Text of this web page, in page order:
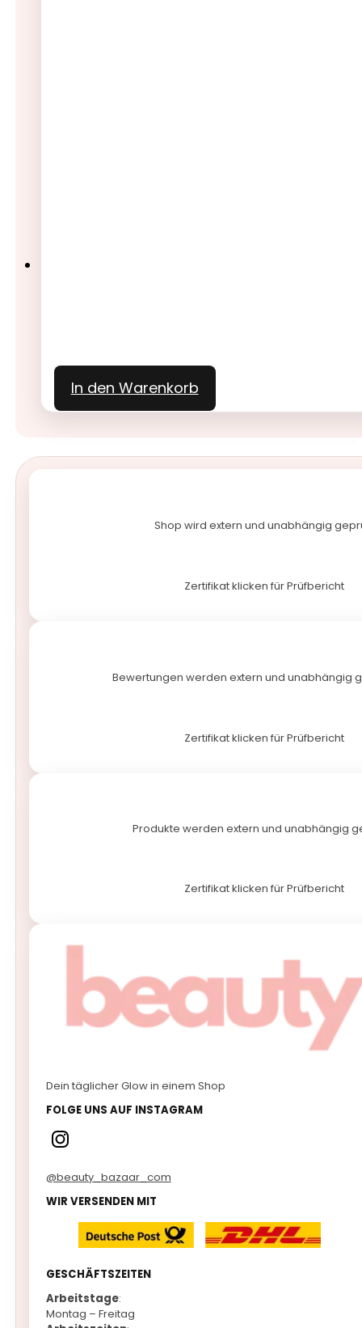
In den Warenkorb
Shop wird extern und unabhängig
Zertifikat klicken für Prüfbericht
Bewertungen werden extern und unabhängig
Zertifikat klicken für Prüfbericht
Produkte werden extern und unabhängig
Zertifikat klicken für Prüfbericht
Dein täglicher Glow in einem Shop
FOLGE UNS AUF INSTAGRAM
@beauty_bazaar_com
WIR VERSENDEN MIT
GESCHÄFTSZEITEN
Arbeitstage:
Montag – Freitag